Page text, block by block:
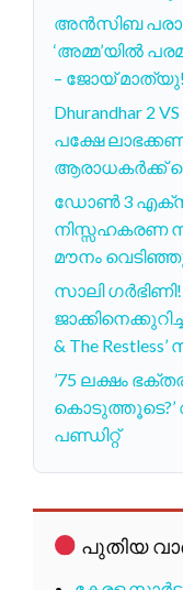
അൻസിബ
‘അമ്മ’യിൽ
– ജോയ് മാത്യു!
Dhurandhar 2
പക്ഷേ
ആരാധകർക്ക്
ഡോൺ 3
നിസ്സഹകരണ
മൗനം
സാലി
& The
’75 ലക്ഷം
കൊടുത്തൂടെ?’
പണ്ഡിറ്റ്
പുതിയ